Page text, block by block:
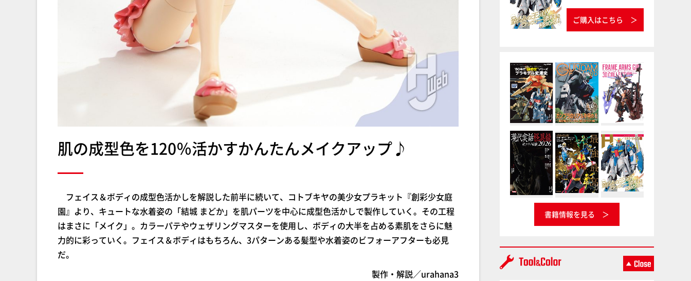
肌の成型色を120％活かすかんたんメイクアップ♪
フェイス＆ボディの成型色活かしを解説した前半に続いて、コトブキヤの美少女プラキット『創彩少女庭
園』より、キュートな水着姿の「結城 まどか」を肌パーツを中心に成型色活かしで製作していく。その工程
はまさに「メイク」。カラーパテやウェザリングマスターを使用し、ボディの大半を占める素肌をさらに魅
力的に彩っていく。フェイス＆ボディはもちろん、3パターンある髪型や水着姿のビフォーアフターも必見
だ。
製作・解説／urahana3
ご購入はこちら
書籍情報を見る